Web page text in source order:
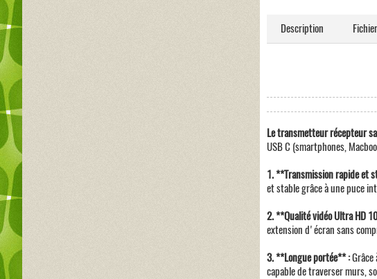
Description
Le transmetteur récepteur
USB C (smartphones,
1. **Transmission rapide et
et stable grâce à une puce
2. **Qualité vidéo Ultra HD
extension d'écran sans
3. **Longue portée** :Grâce
capable de traverser murs,